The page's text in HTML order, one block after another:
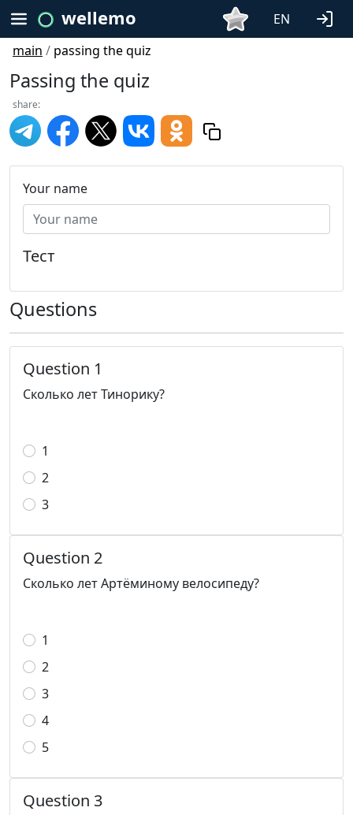
wellemo
EN
main / passing the quiz
Passing the quiz
share:
Your name
Тест
Questions
Question 1
Сколько лет Тинорику?
1
2
3
Question 2
Сколько лет Артёминому велосипеду?
1
2
3
4
5
Question 3